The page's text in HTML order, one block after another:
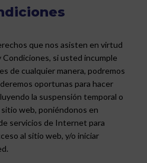
que nos asisten en virtud
si usted incumple
de cualquier manera, podremos
oportunas para hacer
la suspensión temporal o
web, poniéndonos en
servicios de Internet para
al sitio web, y/o iniciar